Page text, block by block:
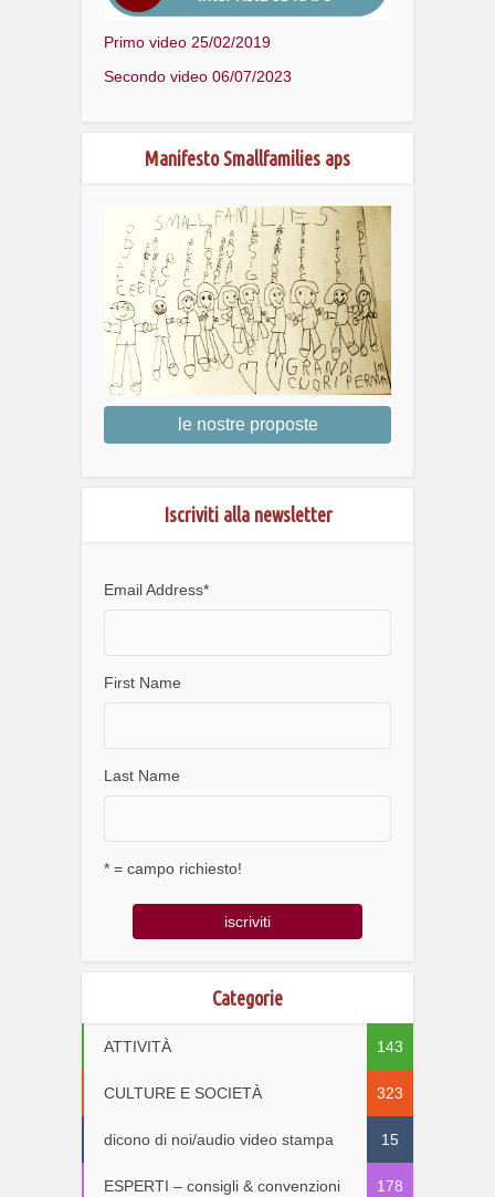
Primo video 25/02/2019
Secondo video 06/07/2023
Manifesto Smallfamilies aps
le nostre proposte
Iscriviti alla newsletter
Email Address*
First Name
Last Name
* = campo richiesto!
Categorie
ATTIVITÀ 143
CULTURE E SOCIETÀ 323
dicono di noi/audio video stampa 15
ESPERTI – consigli & convenzioni 178